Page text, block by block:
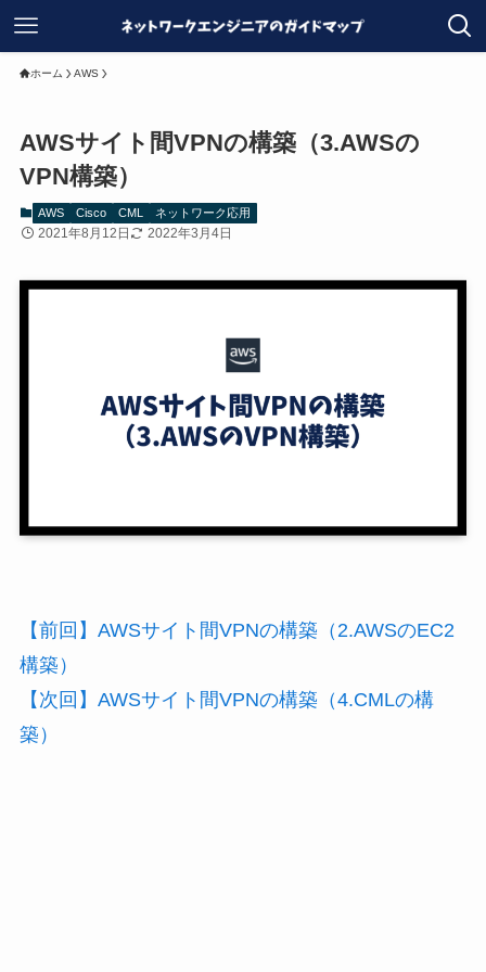
ホーム AWS
AWSサイト間VPNの構築（3.AWSの
VPN構築）
AWS Cisco CML ネットワーク応用
2021年8月12日 2022年3月4日
【前回】AWSサイト間VPNの構築（2.AWSのEC2
構築）
【次回】AWSサイト間VPNの構築（4.CMLの構
築）